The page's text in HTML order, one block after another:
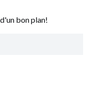
bon plan!